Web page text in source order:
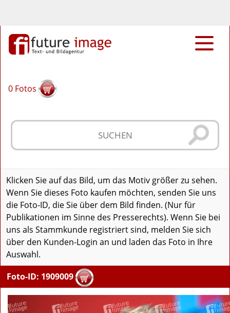
0 Fotos
Klicken Sie auf das Bild, um das Motiv größer zu sehen.
Wenn Sie dieses Foto kaufen möchten, senden Sie uns
die Foto-ID, die Sie über dem Bild finden. (Nur für
Publikationen im Sinne des Presserechts). Wenn Sie bei
uns als Stammkunde registriert sind, melden Sie sich
über den Kunden-Login an und laden das Foto in Ihre
Auswahl.
Foto-ID: 1909009